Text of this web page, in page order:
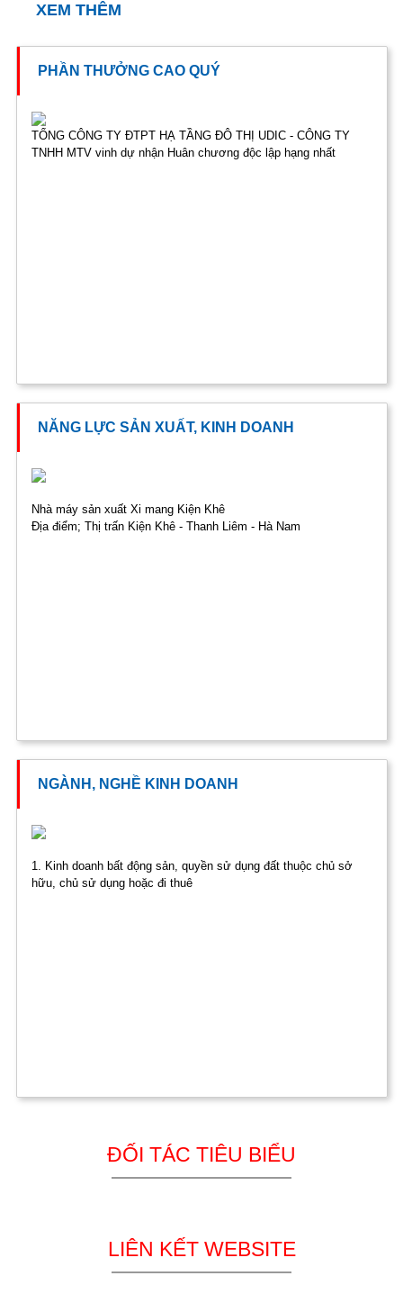
XEM THÊM
PHẦN THƯỞNG CAO QUÝ
TỔNG CÔNG TY ĐTPT HẠ TẦNG ĐÔ THỊ UDIC - CÔNG TY
TNHH MTV vinh dự nhận Huân chương độc lập hạng nhất
NĂNG LỰC SẢN XUẤT, KINH DOANH
Nhà máy sản xuất Xi mang Kiện Khê
Địa điểm; Thị trấn Kiện Khê - Thanh Liêm - Hà Nam
NGÀNH, NGHỀ KINH DOANH
1. Kinh doanh bất động sản, quyền sử dụng đất thuộc chủ sở
hữu, chủ sử dụng hoặc đi thuê
ĐỐI TÁC TIÊU BIỂU
LIÊN KẾT WEBSITE